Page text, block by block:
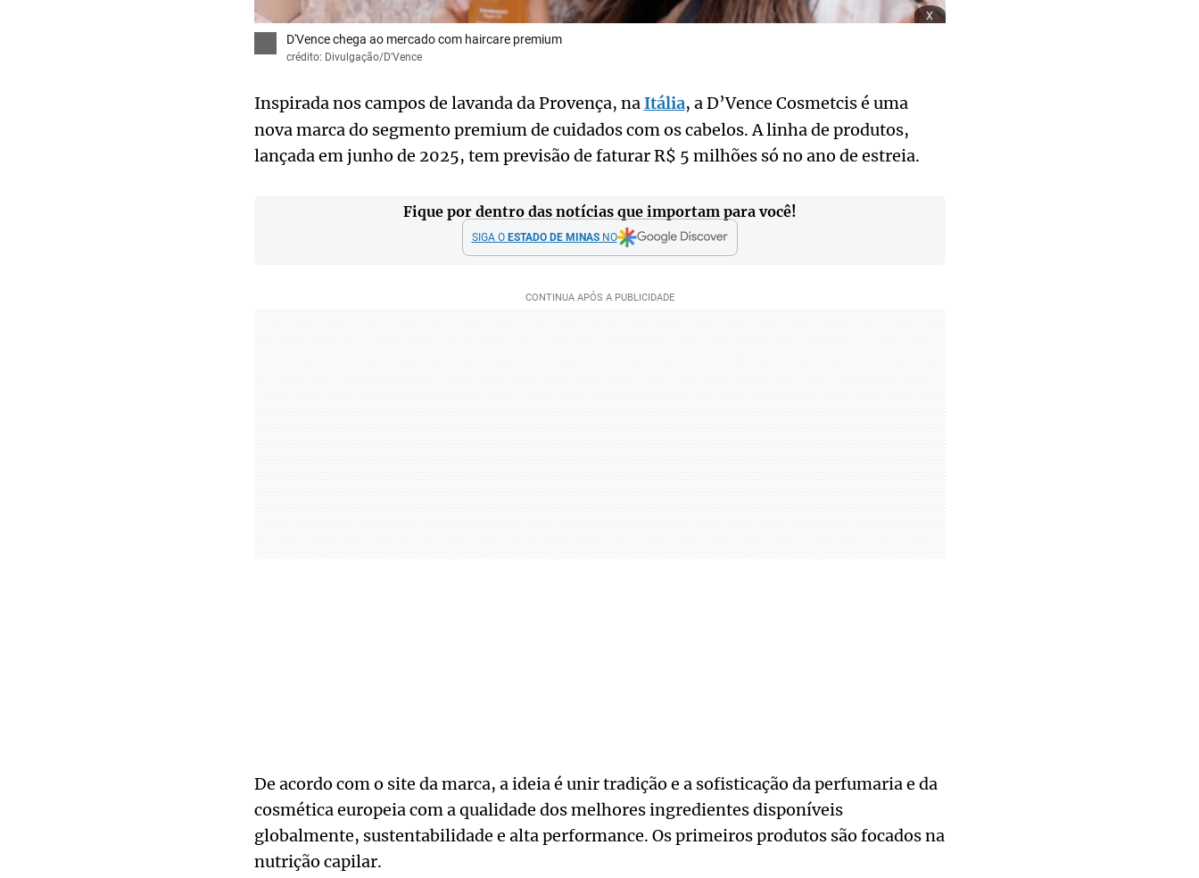
x
D'Vence chega ao mercado com haircare premium
crédito: Divulgação/D'Vence
Inspirada nos campos de lavanda da Provença, naItália, a D’Vence Cosmetcis é uma
nova marca do segmento premium de cuidados com os cabelos. A linha de produtos,
lançada em junho de 2025, tem previsão de faturar R$ 5 milhões só no ano de estreia.
Fique por dentro das notícias que importam para você!
SIGA O ESTADO DE MINASNO
De acordo com o site da marca, a ideia é unir tradição e a sofisticação da perfumaria e da
cosmética europeia com a qualidade dos melhores ingredientes disponíveis
globalmente, sustentabilidade e alta performance. Os primeiros produtos são focados na
nutrição capilar.